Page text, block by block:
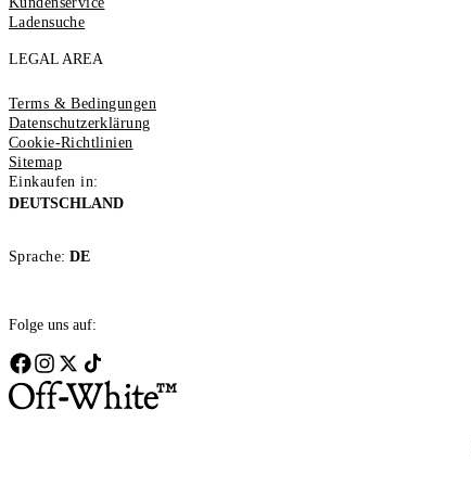
Ladensuche
LEGAL AREA
Terms & Bedingungen
Datenschutzerklärung
Cookie-Richtlinien
Sitemap
Einkaufen in:
DEUTSCHLAND
Sprache: DE
Folge uns auf: